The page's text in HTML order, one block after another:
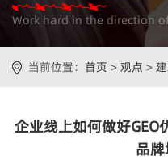
Work hard in the direction
当前位置： 首页 > 观点 >
企业线上如何做好GEO
品